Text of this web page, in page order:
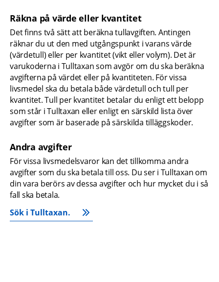
Räkna på värde eller kvantitet
Det finns två sätt att beräkna tullavgiften. Antingen
räknar du ut den med utgångspunkt i varans värde
(värdetull) eller per kvantitet (vikt eller volym). Det är
varukoderna i Tulltaxan som avgör om du ska beräkna
avgifterna på värdet eller på kvantiteten. För vissa
livsmedel ska du betala både värdetull och tull per
kvantitet. Tull per kvantitet betalar du enligt ett belopp
som står i Tulltaxan eller enligt en särskild lista över
avgifter som är baserade på särskilda tilläggskoder.
Andra avgifter
För vissa livsmedelsvaror kan det tillkomma andra
avgifter som du ska betala till oss. Du ser i Tulltaxan om
din vara berörs av dessa avgifter och hur mycket du i så
fall ska betala.
Sök i Tulltaxan.